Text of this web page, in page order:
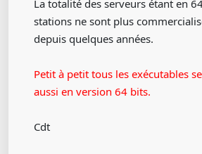
La totalité des serveurs étant en
stations ne sont plus
depuis quelques années.
Petit à petit tous les exécutables
aussi en version 64 bits.
Cdt